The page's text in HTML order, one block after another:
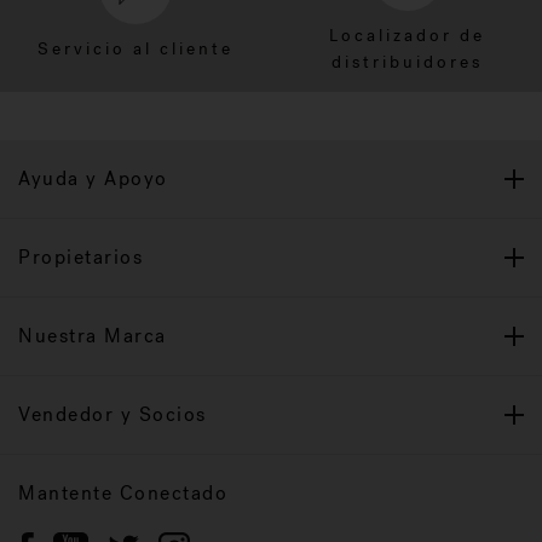
Servicio al cliente
Localizador de
distribuidores
Ayuda y Apoyo
Propietarios
Nuestra Marca
Vendedor y Socios
Mantente Conectado